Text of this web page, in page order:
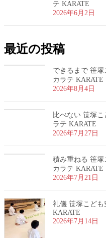
テ KARATE
2026年6月2日
最近の投稿
できるまで 笹
カラテ KARATE
2026年8月4日
比べない 笹塚
ラテ KARATE
2026年7月27日
積み重ねる 笹
カラテ KARATE
2026年7月21日
礼儀 笹塚こど
KARATE
2026年7月14日